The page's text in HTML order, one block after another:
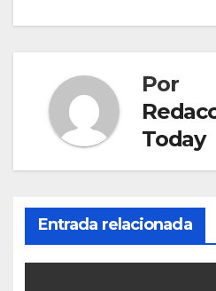
Por
Today
Entrada relacionada